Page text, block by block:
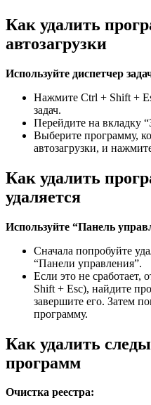
Как удалить
автозагрузки
Используйте диспетчер
Нажмите Ctrl + Shift +
задач.
Перейдите на вкладку
Выберите программу,
автозагрузки, и
Как удалить
удаляется
Используйте “Панель
Сначала попробуйте
“Панели управления”.
Если это не сработает,
Shift + Esc), найдите
завершите его. Затем
программу.
Как удалить
программ
Очистка реестра: